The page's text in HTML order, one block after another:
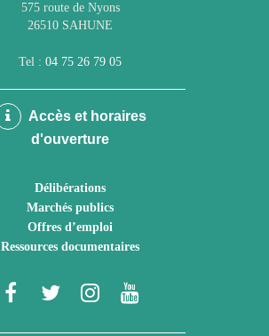
575 route de Nyons
26510 SAHUNE
Tel : 04 75 26 79 05
Accès et horaires
d'ouverture
Délibérations
Marchés publics
Offres d’emploi
Ressources documentaires
Lien
Lien
Lien